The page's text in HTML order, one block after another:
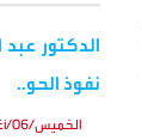
نفوذ الحو..
الخميس/06/أغسطس/2026 - 08:45 م